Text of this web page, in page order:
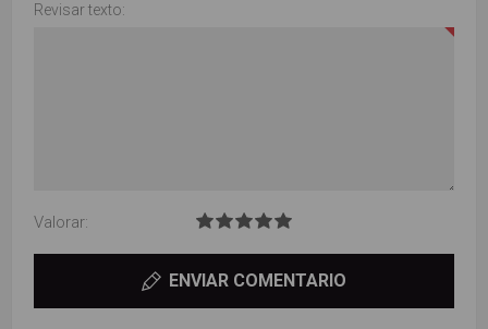
Revisar texto:
Valorar:
ENVIAR COMENTARIO